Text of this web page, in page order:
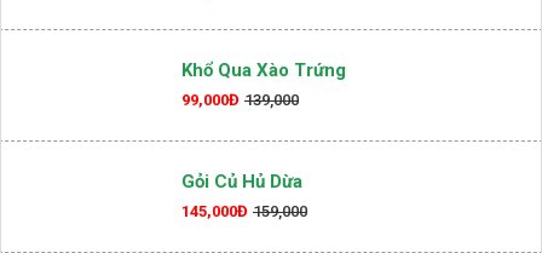
Khổ Qua Xào Trứng
99,000Đ 139,000
Gỏi Củ Hủ Dừa
145,000Đ 159,000